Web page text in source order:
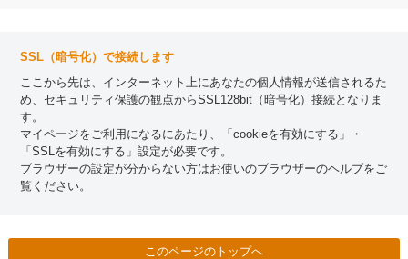
SSL（暗号化）で接続します
ここから先は、インターネット上にあなたの個人情報が送信されるた
め、セキュリティ保護の観点からSSL128bit（暗号化）接続となりま
す。
マイページをご利用になるにあたり、「cookieを有効にする」・
「SSLを有効にする」設定が必要です。
ブラウザーの設定が分からない方はお使いのブラウザーのヘルプをご
覧ください。
このページのトップへ